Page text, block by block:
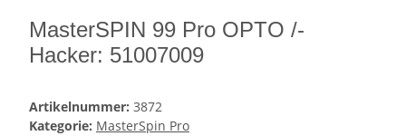
MasterSPIN 99 Pro OPTO /-
Hacker: 51007009
Artikelnummer: 3872
Kategorie: MasterSpin Pro